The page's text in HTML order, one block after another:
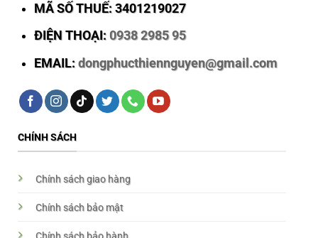
MÃ SỐ THUẾ: 3401219027
ĐIỆN THOẠI: 0938 2985 95
EMAIL: dongphucthiennguyen@gmail.com
CHÍNH SÁCH
Chính sách giao hàng
Chính sách bảo mật